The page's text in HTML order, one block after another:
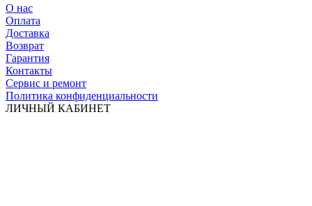
О нас
Оплата
Доставка
Возврат
Гарантия
Контакты
Сервис и ремонт
Политика конфиденциальности
ЛИЧНЫЙ КАБИНЕТ